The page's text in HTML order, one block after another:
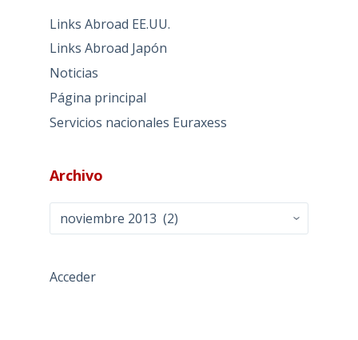
Links Abroad EE.UU.
Links Abroad Japón
Noticias
Página principal
Servicios nacionales Euraxess
Archivo
Archivo
Acceder